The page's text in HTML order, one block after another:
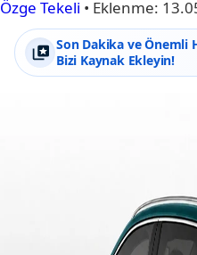
Özge Tekeli • Eklenme:
Son Dakika ve Önemli
Bizi Kaynak Ekleyin!